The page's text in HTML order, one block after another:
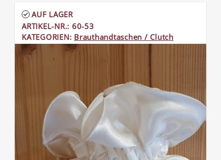
AUF LAGER
ARTIKEL-NR.: 60-53
KATEGORIEN: Brauthandtaschen / Clutch